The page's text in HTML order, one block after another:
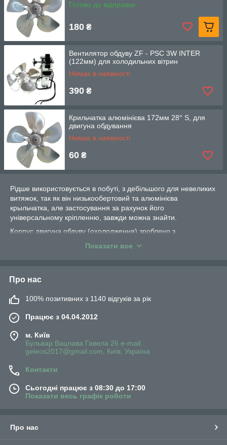
Готово до відправки
180 ₴
Вентилятор обдуву ZF - PSC 3W INTER
(122мм) для холодильних вітрин
Немає в наявності
390 ₴
Крильчатка алюмінієва 172мм 28° S, для
двигуна обдування
Немає в наявності
60 ₴
Рідше використовується в побуті, з дебільшого для невеликих
витяжок, так як він низькообертовий та алюмінієва
крыльчатка, але застосування за рахунок його
універсальному кріпленню, завжди можна знайти.
Корпус двигуна обдуву (охолодження) зроблено з
кріплення для алюмінієвої крильчатки. Потужність 5; 10; 16;
Ви можете також придбати, алюмінієві крильчатки для них,
комплектуючі для пром - холоду, за низькими цінами.
Двигун обдування
Показати все
Про нас
100% позитивних з 1140 відгуків за рік
Працює з 04.04.2012
м. Київ
Бульвар Вацлава Гавела 26 e-mail:
geleos2017@gmail.com, Київ, Україна
Контакти
Сьогодні працює з 08:30 до 17:00
Показати весь графік роботи
Про нас